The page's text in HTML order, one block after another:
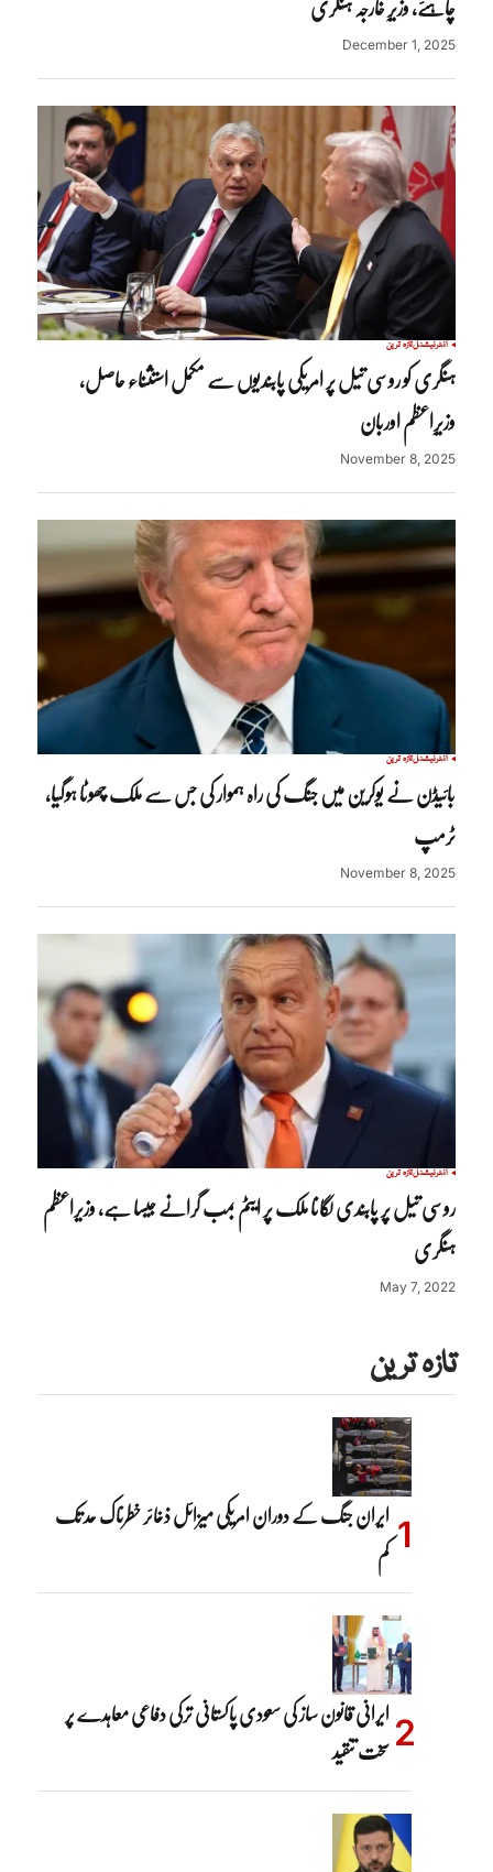
December 1, 2025
انٹرنیشنلتازہ ترین
ہنگری کو روسی تیل پر امریکی پابندیوں سے مکمل استثناء حاصل،
وزیرِاعظم اوربان
November 8, 2025
انٹرنیشنلتازہ ترین
بائیڈن نے یوکرین میں جنگ کی راہ ہموار کی جس سے ملک چھوٹا ہوگیا،
ٹرمپ
November 8, 2025
انٹرنیشنلتازہ ترین
روسی تیل پر پابندی لگانا ملک پر ایٹم بمب گرانے جیسا ہے، وزیراعظم
ہنگری
May 7, 2022
تازہ ترین
ایران جنگ کے دوران امریکی میزائل ذخائر خطرناک حد تک
کم
ایرانی قانون ساز کی سعودی پاکستانی ترکی دفاعی معاہدے پر
سخت تنقید